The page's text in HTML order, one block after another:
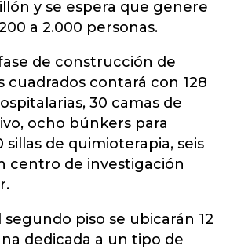
y se espera que genere
a 2.000 personas.
de construcción de
cuadrados contará con 128
30 camas de
ocho búnkers para
sillas de quimioterapia, seis
centro de investigación
piso se ubicarán 12
dedicada a un tipo de